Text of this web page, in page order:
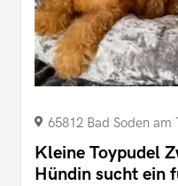
65812 Bad Soden am
Kleine Toypudel
Hündin sucht ein